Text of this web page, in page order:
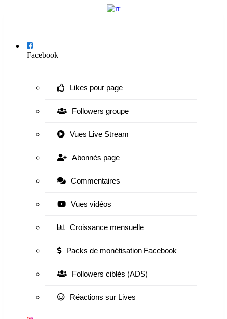
Facebook
Likes pour page
Followers groupe
Vues Live Stream
Abonnés page
Commentaires
Vues vidéos
Croissance mensuelle
Packs de monétisation Facebook
Followers ciblés (ADS)
Réactions sur Lives